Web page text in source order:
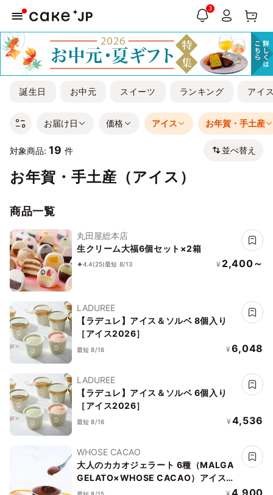
3
誕生日 お中元 スイーツ ランキング アイ
お届け日 価格 アイス お年賀・手土産
対象商品: 19 件 並べ替え
お年賀・手土産（アイス）
商品一覧
丸田屋総本店
生クリーム大福6個セット×2箱
4.4(25)最短 8/13 ¥ 2,400～
LADUREE
【ラデュレ】アイス＆ソルベ 8個入り
［アイス2026］
最短 8/16 ¥ 6,048
LADUREE
【ラデュレ】アイス＆ソルベ 6個入り
［アイス2026］
最短 8/16 ¥ 4,536
WHOSE CACAO
大人のカカオジェラート 6種（MALGA
GELATO×WHOSE CACAO）アイス
2026
4,900